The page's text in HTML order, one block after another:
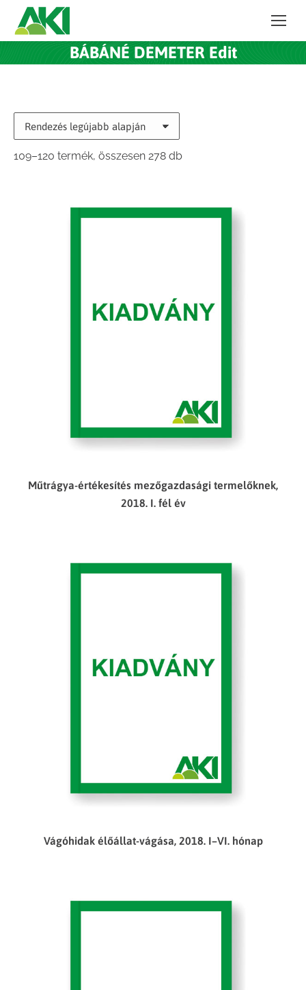
BÁBÁNÉ DEMETER Edit
109–120 termék, összesen 278 dbSorted
Műtrágya-értékesítés mezőgazdasági termelőknek,
2018. I. fél év
Vágóhidak élőállat-vágása, 2018. I–VI. hónap